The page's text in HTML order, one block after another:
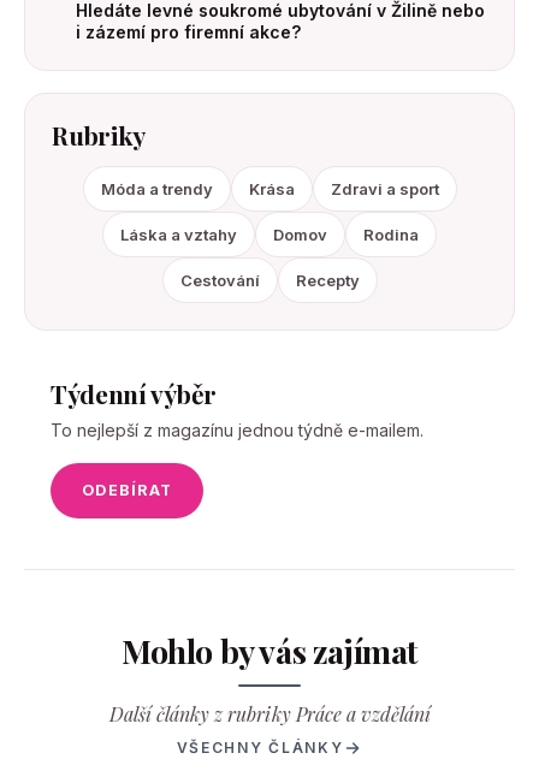
Hledáte levné soukromé ubytování v Žilině nebo
i zázemí pro firemní akce?
Rubriky
Móda a trendy Krása Zdravi a sport
Láska a vztahy Domov Rodina
Cestování Recepty
Týdenní výběr
To nejlepší z magazínu jednou týdně e-mailem.
ODEBÍRAT
Mohlo by vás zajímat
Další články z rubriky Práce a vzdělání
VŠECHNY ČLÁNKY